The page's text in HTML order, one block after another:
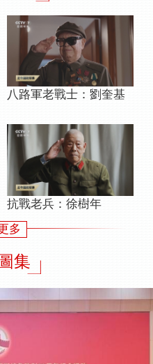
八路軍老戰士：劉奎基
抗戰老兵：徐樹年
多
集